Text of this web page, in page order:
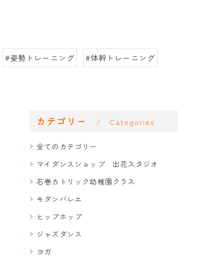
#姿勢トレーニング #体幹トレーニング
カテゴリー Categories
全てのカテゴリー
マイダンスショップ 出花スタジオ
石巻カトリック幼稚園クラス
モダンバレエ
ヒップホップ
ジャズダンス
ヨガ